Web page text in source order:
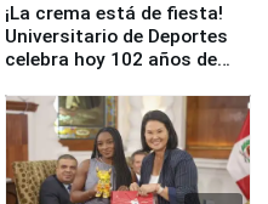
¡La crema está de fiesta!
Universitario de Deportes
celebra hoy 102 años de